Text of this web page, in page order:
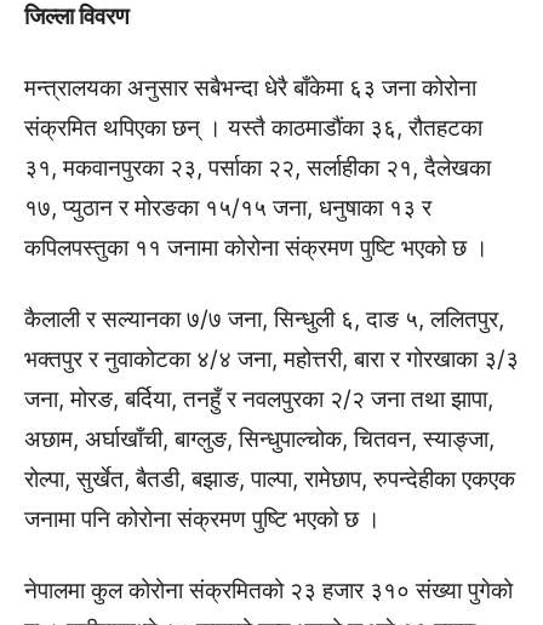
जिल्ला विवरण
मन्त्रालयका अनुसार सबैभन्दा धेरै बाँकेमा ६३ जना कोरोना
संक्रमित थपिएका छन् । यस्तै काठमाडौंका ३६, रौतहटका
३१, मकवानपुरका २३, पर्साका २२, सर्लाहीका २१, दैलेखका
१७, प्युठान र मोरङका १५/१५ जना, धनुषाका १३ र
कपिलपस्तुका ११ जनामा कोरोना संक्रमण पुष्टि भएको छ ।
कैलाली र सल्यानका ७/७ जना, सिन्धुली ६, दाङ ५, ललितपुर,
भक्तपुर र नुवाकोटका ४/४ जना, महोत्तरी, बारा र गोरखाका ३/३
जना, मोरङ, बर्दिया, तनहुँ र नवलपुरका २/२ जना तथा झापा,
अछाम, अर्घाखाँची, बाग्लुङ, सिन्धुपाल्चोक, चितवन, स्याङ्जा,
रोल्पा, सुर्खेत, बैतडी, बझाङ, पाल्पा, रामेछाप, रुपन्देहीका एकएक
जनामा पनि कोरोना संक्रमण पुष्टि भएको छ ।
नेपालमा कुल कोरोना संक्रमितको २३ हजार ३१० संख्या पुगेको